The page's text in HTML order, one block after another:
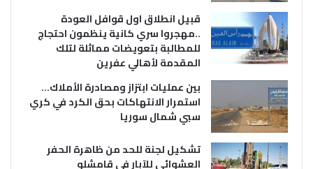
قبيل انطلاق اول قوافل العودة
..مهجروا سري كانية ينظمون احتجاج
للمطالبة بتعويضات مماثلة لتلك
المقدمة لأهالي عفرين
بين عمليات ابتزاز ومصادرة الأملاك…
استمرار الانتهاكات بحق الكرد في كري
سبي شمال سوريا
تشكيل لجنة للحد من ظاهرة الحفر
العشوائي للآبار في قامشلو